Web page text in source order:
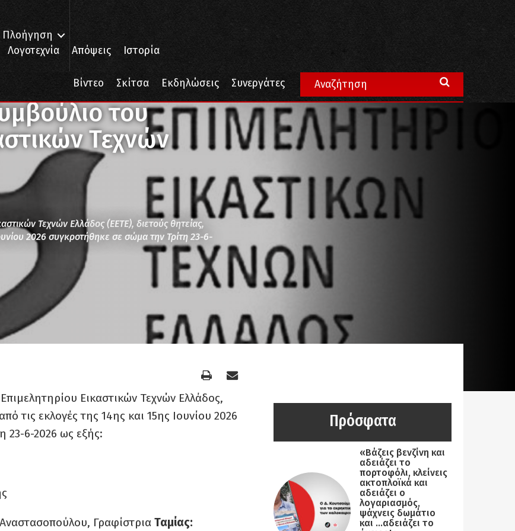
Πλοήγηση
Λογοτεχνία Απόψεις Ιστορία
Βίντεο Σκίτσα Εκδηλώσεις Συνεργάτες
του Επιμελητηρίου Εικαστικών Τεχνών Ελλάδος
του
Τεχνών
Τεχνών Ελλάδος (EETE), διετούς θητείας,
2026 συγκροτήθηκε σε σώμα την Τρίτη 23-6-
Εικαστικών Τεχνών Ελλάδος,
τις εκλογές της 14ης και 15ης Ιουνίου 2026
23-6-2026 ως εξής:
Γραφίστρια Ταμίας:
Πρόσφατα
«Βάζεις βενζίνη και
αδειάζει το
πορτοφόλι, κλείνεις
ακτοπλοϊκά και
αδειάζει ο
λογαριασμός,
ψάχνεις δωμάτιο
και …αδειάζει το